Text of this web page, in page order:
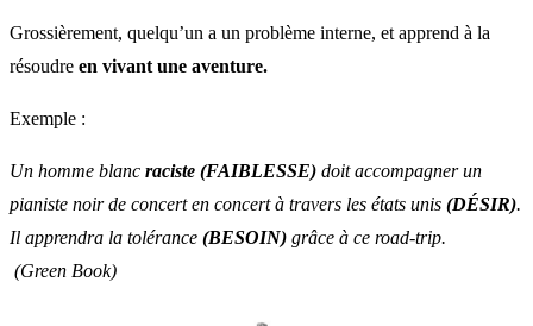
Grossièrement, quelqu’un a un problème interne, et apprend à la
résoudre en vivant une aventure.
Exemple :
Un homme blanc raciste (FAIBLESSE) doit accompagner un
pianiste noir de concert en concert à travers les états unis (DÉSIR).
Il apprendra la tolérance (BESOIN) grâce à ce road-trip.
(Green Book)